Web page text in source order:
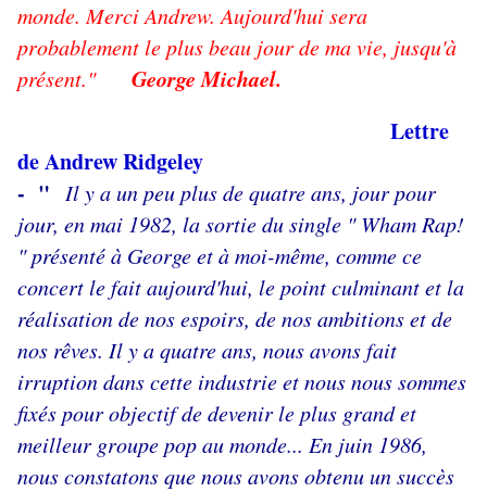
monde. Merci Andrew. Aujourd'hui sera
probablement le plus beau jour de ma vie, jusqu'à
présent."
George Michael.
Lettre
de Andrew Ridgeley
- "
Il y a un peu plus de quatre ans, jour pour
jour, en mai 1982, la sortie du single " Wham Rap!
" présenté à George et à moi-même, comme ce
concert le fait aujourd'hui, le point culminant et la
réalisation de nos espoirs, de nos ambitions et de
nos rêves. Il y a quatre ans, nous avons fait
irruption dans cette industrie et nous nous sommes
fixés pour objectif de devenir le plus grand et
meilleur groupe pop au monde... En juin 1986,
nous constatons que nous avons obtenu un succès